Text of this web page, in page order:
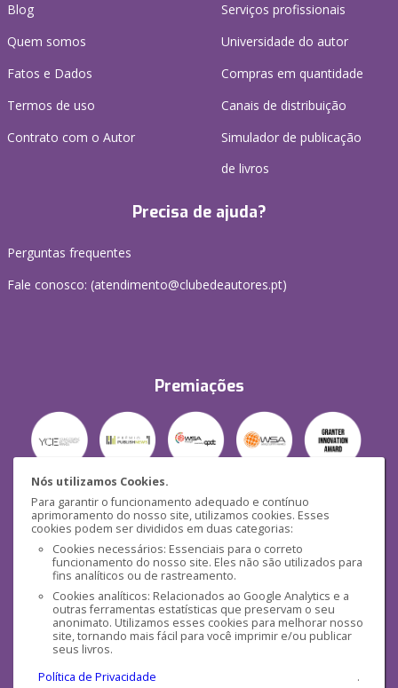
Nós utilizamos Cookies.
Para garantir o funcionamento adequado e contínuo
aprimoramento do nosso site, utilizamos cookies. Esses
cookies podem ser divididos em duas categorias:
Cookies necessários: Essenciais para o correto
funcionamento do nosso site. Eles não são utilizados para
fins analíticos ou de rastreamento.
Cookies analíticos: Relacionados ao Google Analytics e a
outras ferramentas estatísticas que preservam o seu
anonimato. Utilizamos esses cookies para melhorar nosso
site, tornando mais fácil para você imprimir e/ou publicar
seus livros.
Política de Privacidade
.
Blog
Quem somos
Fatos e Dados
Termos de uso
Contrato com o Autor
Serviços profissionais
Universidade do autor
Compras em quantidade
Canais de distribuição
Simulador de publicação
de livros
Precisa de ajuda?
Perguntas frequentes
Fale conosco: (atendimento@clubedeautores.pt)
Premiações
Segurança
Mídias Sociais